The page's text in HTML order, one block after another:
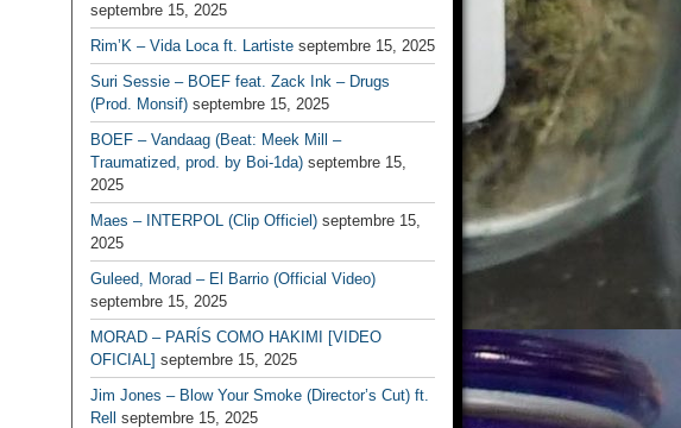
septembre 15, 2025
Rim’K – Vida Loca ft. Lartiste septembre 15, 2025
Suri Sessie – BOEF feat. Zack Ink – Drugs
(Prod. Monsif) septembre 15, 2025
BOEF – Vandaag (Beat: Meek Mill –
Traumatized, prod. by Boi-1da) septembre 15,
2025
Maes – INTERPOL (Clip Officiel) septembre 15,
2025
Guleed, Morad – El Barrio (Official Video)
septembre 15, 2025
MORAD – PARÍS COMO HAKIMI [VIDEO
OFICIAL] septembre 15, 2025
Jim Jones – Blow Your Smoke (Director’s Cut) ft.
Rell
septembre 15, 2025